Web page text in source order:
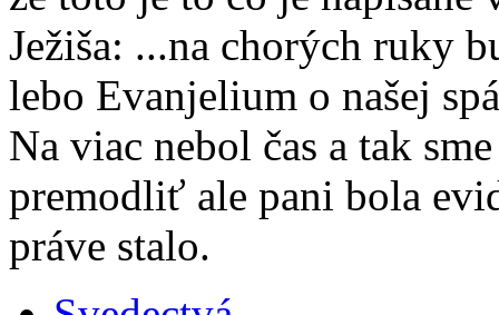
Ježiša: ...na chorých ruky
lebo Evanjelium o našej
Na viac nebol čas a tak
premodliť ale pani bola
práve stalo.